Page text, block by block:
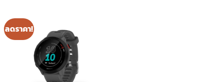
ลดราคา!